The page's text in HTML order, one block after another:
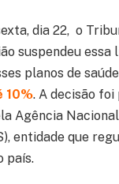
dia 22, o
suspendeu essa
planos de
10%. A decisão
Agência
entidade que
país.